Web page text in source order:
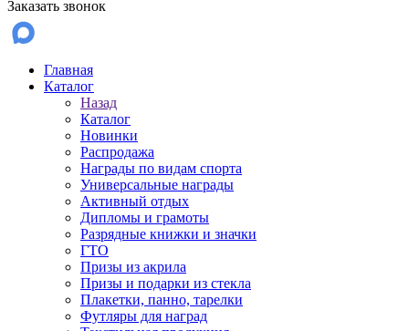
Заказать звонок
Главная
Каталог
Назад
Каталог
Новинки
Распродажа
Награды по видам спорта
Универсальные награды
Активный отдых
Дипломы и грамоты
Разрядные книжки и значки
ГТО
Призы из акрила
Призы и подарки из стекла
Плакетки, панно, тарелки
Футляры для наград